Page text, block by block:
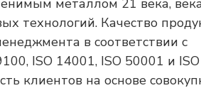
металлом 21 века,
технологий. Качество
в соответствии с
ISO 14001, ISO 50001 и ISO
клиентов на основе